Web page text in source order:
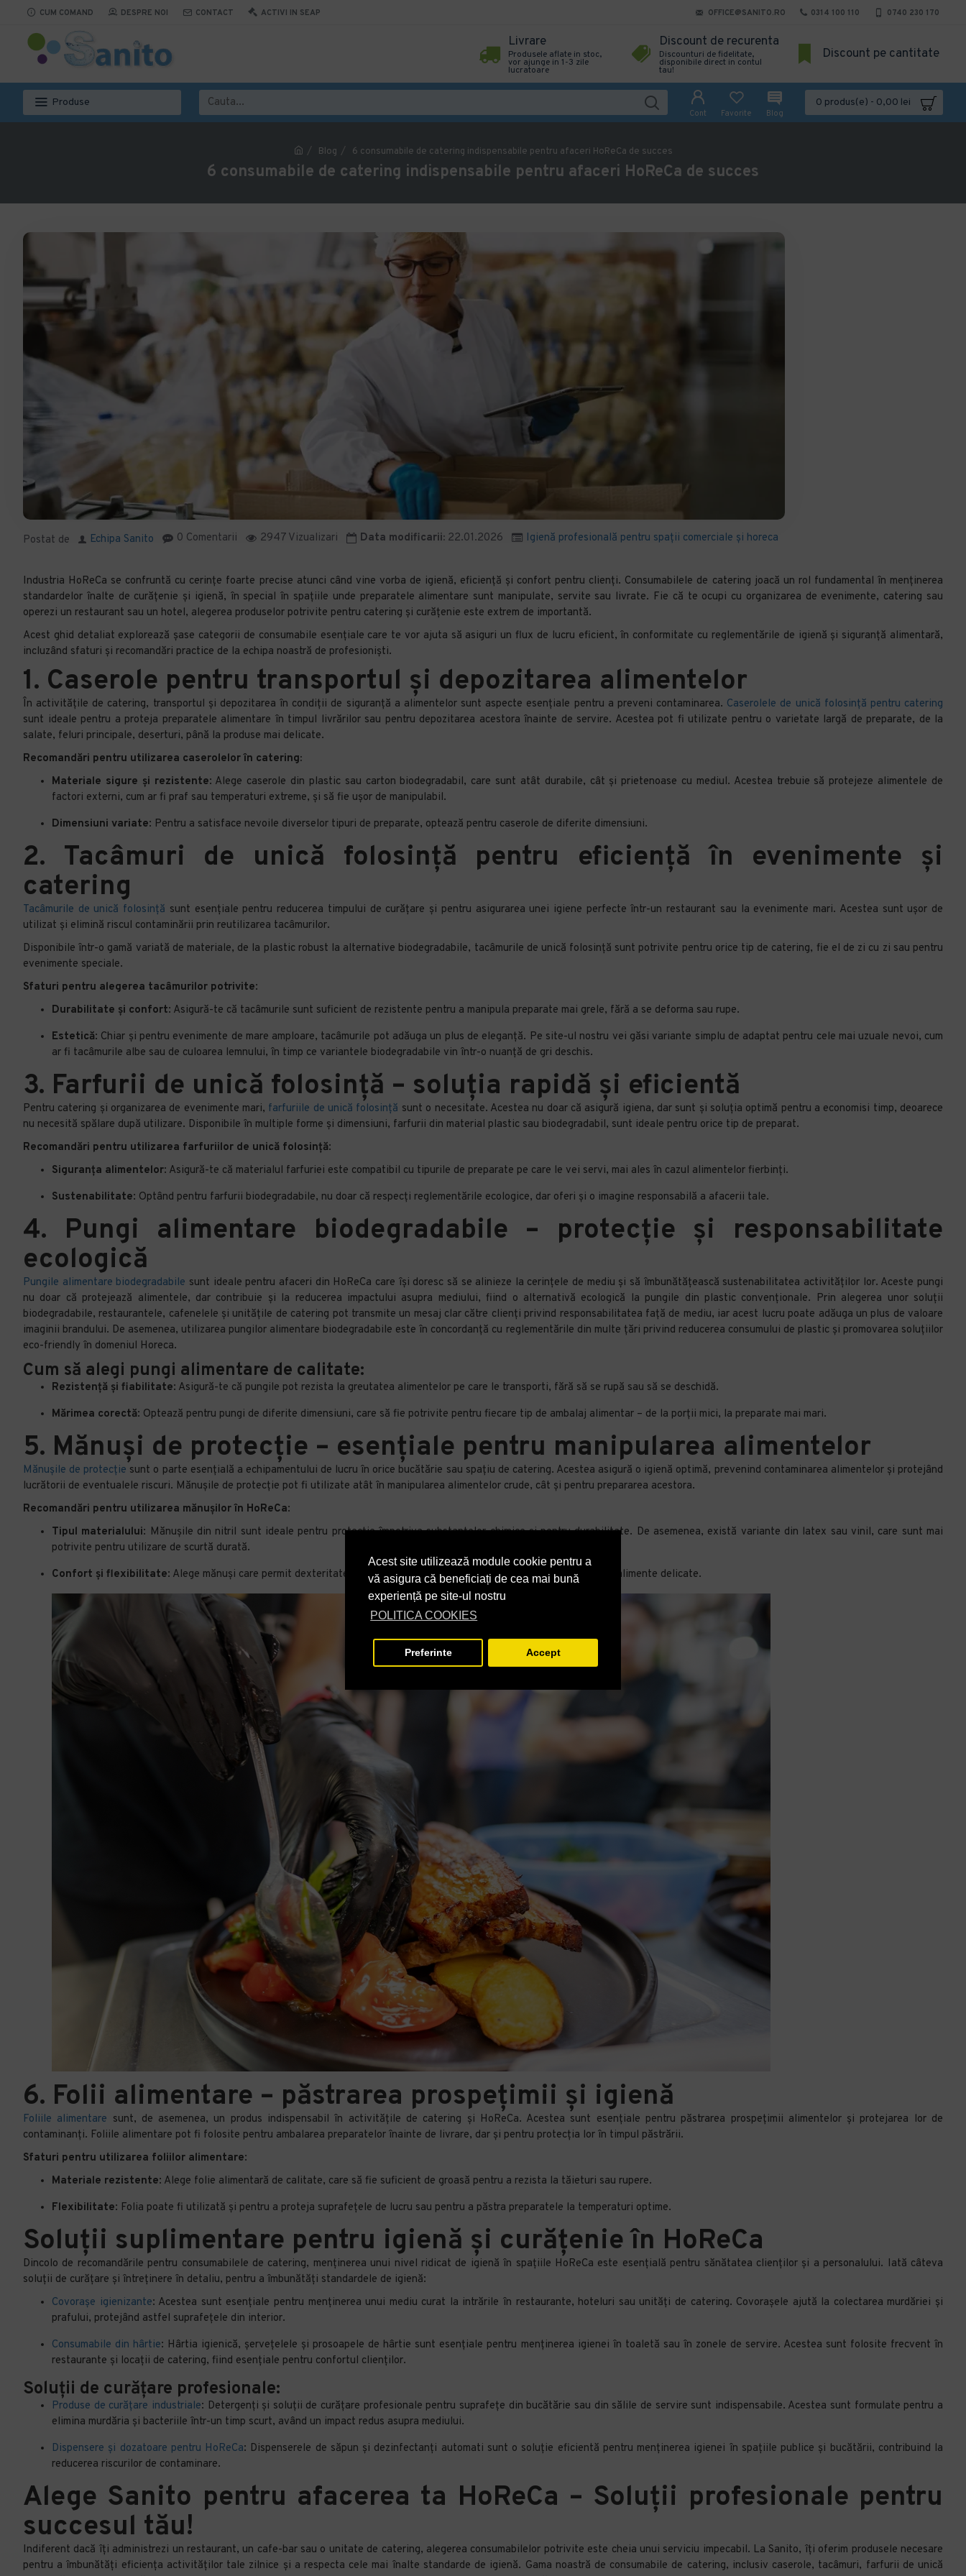
Acest site utilizează module cookie pentru a
vă asigura că beneficiați de cea mai bună
experiență pe site-ul nostru
POLITICA COOKIES
Preferinte Accept
CUM COMAND DESPRE NOI CONTACT ACTIVI IN SEAP OFFICE@SANITO.RO 0314 100 110 0740 230 170
Livrare
Produsele aflate in stoc,
vor ajunge in 1-3 zile
lucratoare
Discount de recurenta
Discounturi de fidelitate,
disponibile direct in contul
tau!
Discount pe cantitate
Produse
Cont Favorite Blog
0 produs(e) - 0,00 lei
Blog 6 consumabile de catering indispensabile pentru afaceri HoReCa de succes
6 consumabile de catering indispensabile pentru afaceri HoReCa de succes
Postat de Echipa Sanito 0 Comentarii 2947 Vizualizari Data modificarii: 22.01.2026 Igienă profesională pentru spații comerciale și horeca
Industria HoReCa se confruntă cu cerințe foarte precise atunci când vine vorba de igienă, eficiență și confort pentru clienți. Consumabilele de catering joacă un rol fundamental în menținerea
standardelor înalte de curățenie și igienă, în special în spațiile unde preparatele alimentare sunt manipulate, servite sau livrate. Fie că te ocupi cu organizarea de evenimente, catering sau
operezi un restaurant sau un hotel, alegerea produselor potrivite pentru catering și curățenie este extrem de importantă.
Acest ghid detaliat explorează șase categorii de consumabile esențiale care te vor ajuta să asiguri un flux de lucru eficient, în conformitate cu reglementările de igienă și siguranță alimentară,
incluzând sfaturi și recomandări practice de la echipa noastră de profesioniști.
1. Caserole pentru transportul și depozitarea alimentelor
În activitățile de catering, transportul și depozitarea în condiții de siguranță a alimentelor sunt aspecte esențiale pentru a preveni contaminarea. Caserolele de unică folosință pentru catering
sunt ideale pentru a proteja preparatele alimentare în timpul livrărilor sau pentru depozitarea acestora înainte de servire. Acestea pot fi utilizate pentru o varietate largă de preparate, de la
salate, feluri principale, deserturi, până la produse mai delicate.
Recomandări pentru utilizarea caserolelor în catering:
Materiale sigure și rezistente: Alege caserole din plastic sau carton biodegradabil, care sunt atât durabile, cât și prietenoase cu mediul. Acestea trebuie să protejeze alimentele de
factori externi, cum ar fi praf sau temperaturi extreme, și să fie ușor de manipulabil.
Dimensiuni variate: Pentru a satisface nevoile diverselor tipuri de preparate, optează pentru caserole de diferite dimensiuni.
2. Tacâmuri de unică folosință pentru eficiență în evenimente și
catering
Tacâmurile de unică folosință sunt esențiale pentru reducerea timpului de curățare și pentru asigurarea unei igiene perfecte într-un restaurant sau la evenimente mari. Acestea sunt ușor de
utilizat și elimină riscul contaminării prin reutilizarea tacâmurilor.
Disponibile într-o gamă variată de materiale, de la plastic robust la alternative biodegradabile, tacâmurile de unică folosință sunt potrivite pentru orice tip de catering, fie el de zi cu zi sau pentru
evenimente speciale.
Sfaturi pentru alegerea tacâmurilor potrivite:
Durabilitate și confort: Asigură-te că tacâmurile sunt suficient de rezistente pentru a manipula preparate mai grele, fără a se deforma sau rupe.
Estetică: Chiar și pentru evenimente de mare amploare, tacâmurile pot adăuga un plus de eleganță. Pe site-ul nostru vei găsi variante simplu de adaptat pentru cele mai uzuale nevoi, cum
ar fi tacâmurile albe sau de culoarea lemnului, în timp ce variantele biodegradabile vin într-o nuanță de gri deschis.
3. Farfurii de unică folosință – soluția rapidă și eficientă
Pentru catering și organizarea de evenimente mari, farfuriile de unică folosință sunt o necesitate. Acestea nu doar că asigură igiena, dar sunt și soluția optimă pentru a economisi timp, deoarece
nu necesită spălare după utilizare. Disponibile în multiple forme și dimensiuni, farfurii din material plastic sau biodegradabil, sunt ideale pentru orice tip de preparat.
Recomandări pentru utilizarea farfuriilor de unică folosință:
Siguranța alimentelor: Asigură-te că materialul farfuriei este compatibil cu tipurile de preparate pe care le vei servi, mai ales în cazul alimentelor fierbinți.
Sustenabilitate: Optând pentru farfurii biodegradabile, nu doar că respecți reglementările ecologice, dar oferi și o imagine responsabilă a afacerii tale.
4. Pungi alimentare biodegradabile – protecție și responsabilitate
ecologică
Pungile alimentare biodegradabile sunt ideale pentru afaceri din HoReCa care își doresc să se alinieze la cerințele de mediu și să îmbunătățească sustenabilitatea activităților lor. Aceste pungi
nu doar că protejează alimentele, dar contribuie și la reducerea impactului asupra mediului, fiind o alternativă ecologică la pungile din plastic convenționale. Prin alegerea unor soluții
biodegradabile, restaurantele, cafenelele și unitățile de catering pot transmite un mesaj clar către clienți privind responsabilitatea față de mediu, iar acest lucru poate adăuga un plus de valoare
imaginii brandului. De asemenea, utilizarea pungilor alimentare biodegradabile este în concordanță cu reglementările din multe țări privind reducerea consumului de plastic și promovarea soluțiilor
eco-friendly în domeniul Horeca.
Cum să alegi pungi alimentare de calitate:
Rezistență și fiabilitate: Asigură-te că pungile pot rezista la greutatea alimentelor pe care le transporti, fără să se rupă sau să se deschidă.
Mărimea corectă: Optează pentru pungi de diferite dimensiuni, care să fie potrivite pentru fiecare tip de ambalaj alimentar – de la porții mici, la preparate mai mari.
5. Mănuși de protecție – esențiale pentru manipularea alimentelor
Mănușile de protecție sunt o parte esențială a echipamentului de lucru în orice bucătărie sau spațiu de catering. Acestea asigură o igienă optimă, prevenind contaminarea alimentelor și protejând
lucrătorii de eventualele riscuri. Mănușile de protecție pot fi utilizate atât în manipularea alimentelor crude, cât și pentru prepararea acestora.
Recomandări pentru utilizarea mănușilor în HoReCa:
Tipul materialului: Mănușile din nitril sunt ideale pentru protecție împotriva substanțelor chimice și pentru durabilitate. De asemenea, există variante din latex sau vinil, care sunt mai
potrivite pentru utilizare de scurtă durată.
Confort și flexibilitate: Alege mănuși care permit dexteritate și manevrabilitate, esențiale atunci când se lucrează cu alimente delicate.
6. Folii alimentare – păstrarea prospețimii și igienă
Foliile alimentare sunt, de asemenea, un produs indispensabil în activitățile de catering și HoReCa. Acestea sunt esențiale pentru păstrarea prospețimii alimentelor și protejarea lor de
contaminanți. Foliile alimentare pot fi folosite pentru ambalarea preparatelor înainte de livrare, dar și pentru protecția lor în timpul păstrării.
Sfaturi pentru utilizarea foliilor alimentare:
Materiale rezistente: Alege folie alimentară de calitate, care să fie suficient de groasă pentru a rezista la tăieturi sau rupere.
Flexibilitate: Folia poate fi utilizată și pentru a proteja suprafețele de lucru sau pentru a păstra preparatele la temperaturi optime.
Soluții suplimentare pentru igienă și curățenie în HoReCa
Dincolo de recomandările pentru consumabilele de catering, menținerea unui nivel ridicat de igienă în spațiile HoReCa este esențială pentru sănătatea clienților și a personalului. Iată câteva
soluții de curățare și întreținere în detaliu, pentru a îmbunătăți standardele de igienă:
Covorașe igienizante: Acestea sunt esențiale pentru menținerea unui mediu curat la intrările în restaurante, hoteluri sau unități de catering. Covorașele ajută la colectarea murdăriei și
prafului, protejând astfel suprafețele din interior.
Consumabile din hârtie: Hârtia igienică, șervețelele și prosoapele de hârtie sunt esențiale pentru menținerea igienei în toaletă sau în zonele de servire. Acestea sunt folosite frecvent în
restaurante și locații de catering, fiind esențiale pentru confortul clienților.
Soluții de curățare profesionale:
Produse de curățare industriale: Detergenți și soluții de curățare profesionale pentru suprafețe din bucătărie sau din sălile de servire sunt indispensabile. Acestea sunt formulate pentru a
elimina murdăria și bacteriile într-un timp scurt, având un impact redus asupra mediului.
Dispensere și dozatoare pentru HoReCa: Dispenserele de săpun și dezinfectanți automati sunt o soluție eficientă pentru menținerea igienei în spațiile publice și bucătării, contribuind la
reducerea riscurilor de contaminare.
Alege Sanito pentru afacerea ta HoReCa – Soluții profesionale pentru
succesul tău!
Indiferent dacă îți administrezi un restaurant, un cafe-bar sau o unitate de catering, alegerea consumabilelor potrivite este cheia unui serviciu impecabil. La Sanito, îți oferim produsele necesare
pentru a îmbunătăți eficiența activităților tale zilnice și a respecta cele mai înalte standarde de igienă. Gama noastră de consumabile de catering, inclusiv caserole, tacâmuri, farfurii de unică